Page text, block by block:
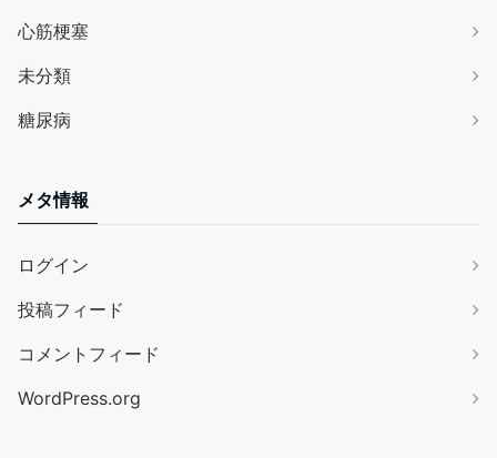
心筋梗塞
未分類
糖尿病
メタ情報
ログイン
投稿フィード
コメントフィード
WordPress.org